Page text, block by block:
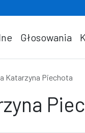
Głosowania
Katarzyna Piechota